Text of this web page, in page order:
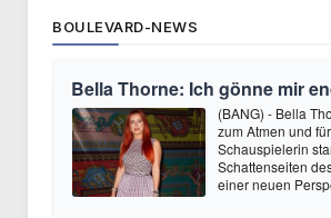
BOULEVARD-NEWS
Bella Thorne: Ich gönne mir
(BANG) - Bella
zum Atmen und
Schauspielerin
Schattenseiten
einer neuen